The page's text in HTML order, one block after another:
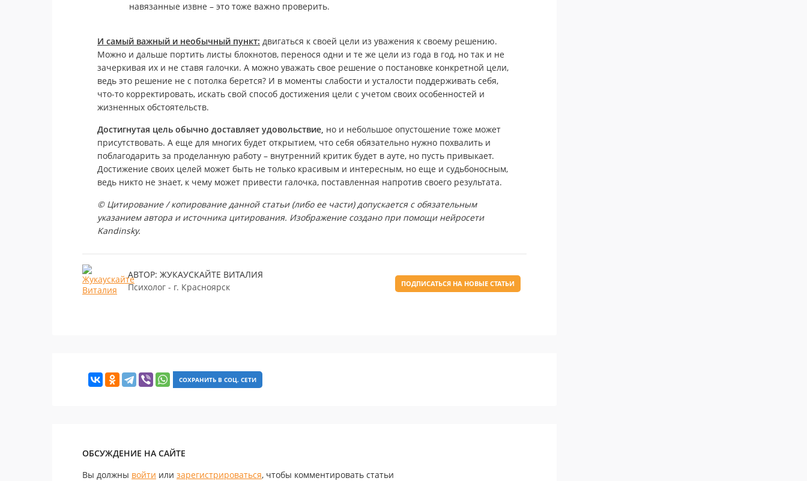
навязанные извне – это тоже важно проверить.
И самый важный и необычный пункт: двигаться к своей цели из уважения к своему решению.
Можно и дальше портить листы блокнотов, перенося одни и те же цели из года в год, но так и не
зачеркивая их и не ставя галочки. А можно уважать свое решение о постановке конкретной цели,
ведь это решение не с потолка берется? И в моменты слабости и усталости поддерживать себя,
что-то корректировать, искать свой способ достижения цели с учетом своих особенностей и
жизненных обстоятельств.
Достигнутая цель обычно доставляет удовольствие, но и небольшое опустошение тоже может
присутствовать. А еще для многих будет открытием, что себя обязательно нужно похвалить и
поблагодарить за проделанную работу – внутренний критик будет в ауте, но пусть привыкает.
Достижение своих целей может быть не только красивым и интересным, но еще и судьбоносным,
ведь никто не знает, к чему может привести галочка, поставленная напротив своего результата.
© Цитирование / копирование данной статьи (либо ее части) допускается с обязательным
указанием автора и источника цитирования. Изображение создано при помощи нейросети
Kandinsky.
АВТОР: ЖУКАУСКАЙТЕ ВИТАЛИЯ
Психолог - г. Красноярск
ПОДПИСАТЬСЯ НА НОВЫЕ СТАТЬИ
СОХРАНИТЬ В СОЦ. СЕТИ
ОБСУЖДЕНИЕ НА САЙТЕ
Вы должны войти или зарегистрироваться, чтобы комментировать статьи